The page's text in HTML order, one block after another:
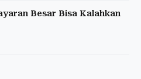
Besar Bisa Kalahkan